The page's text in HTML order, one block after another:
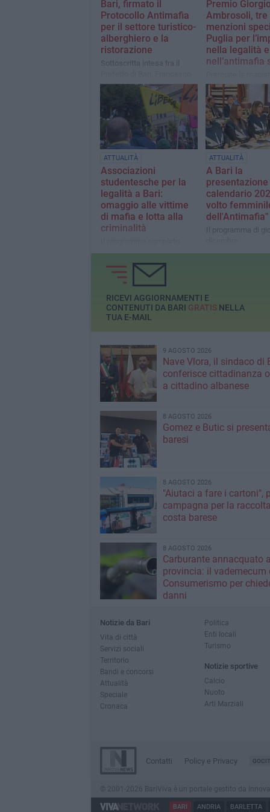
Bari, firmato il
Protocollo Antimafia
per il settore turistico-
alberghiero e la
ristorazione
Sottoscritta intesa tra il
Russo e il Sindaco di Bari,
Vito Leccese
Premio
Ambrosoli, tre
menzioni
Puglia per
nella legalità e
nell’antimafia
Silvia Curione, la
Federazione
Italiana e il
regionale di Libera
Angelo Cassano
ATTUALITÀ
Associazioni
studentesche per la
legalità a Bari:
omaggio alle vittime
di mafia e lotta alla
criminalità
della giornata di domani 19
ATTUALITÀ
A Bari la
presentazione
calendario
volto
dell'Antimafia"
Il programma di
RICEVI AGGIORNAMENTI E
CONTENUTI DA BARI GRATISNELLA
TUA E-MAIL
9 AGOSTO 2026
Nave Vlora, il sindaco di
conferisce cittadinanza
a cittadino albanese
8 AGOSTO 2026
Gomez e Butic si
baresi
8 AGOSTO 2026
"Aiutaci a fare i cartoni",
campagna per la
costa barese
8 AGOSTO 2026
Carburante annacquato
provincia: il vademecum
Consumerismo per
danni
Notizie da Bari
Vita di città
Servizi sociali
Territorio
Bandi e concorsi
Attualità
Speciale
Cronaca
Politica
Enti locali
Turismo
Notizie sportive
Calcio
Nuoto
Arti Marziali
Contatti Policy e Privacy
© 2001-2026 BariViva è un portale gestito da
BARI ANDRIA BARLETTA